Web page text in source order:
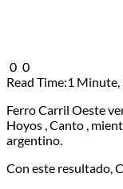
0 0
Read Time:1 Minute,
Ferro Carril Oeste
Hoyos , Canto ,
argentino.
Con este resultado,